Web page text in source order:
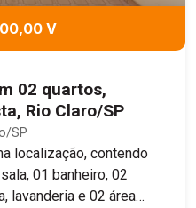
V
02 quartos,
Rio Claro/SP
SP
localização, contendo
01 banheiro, 02
lavanderia e 02 áreas